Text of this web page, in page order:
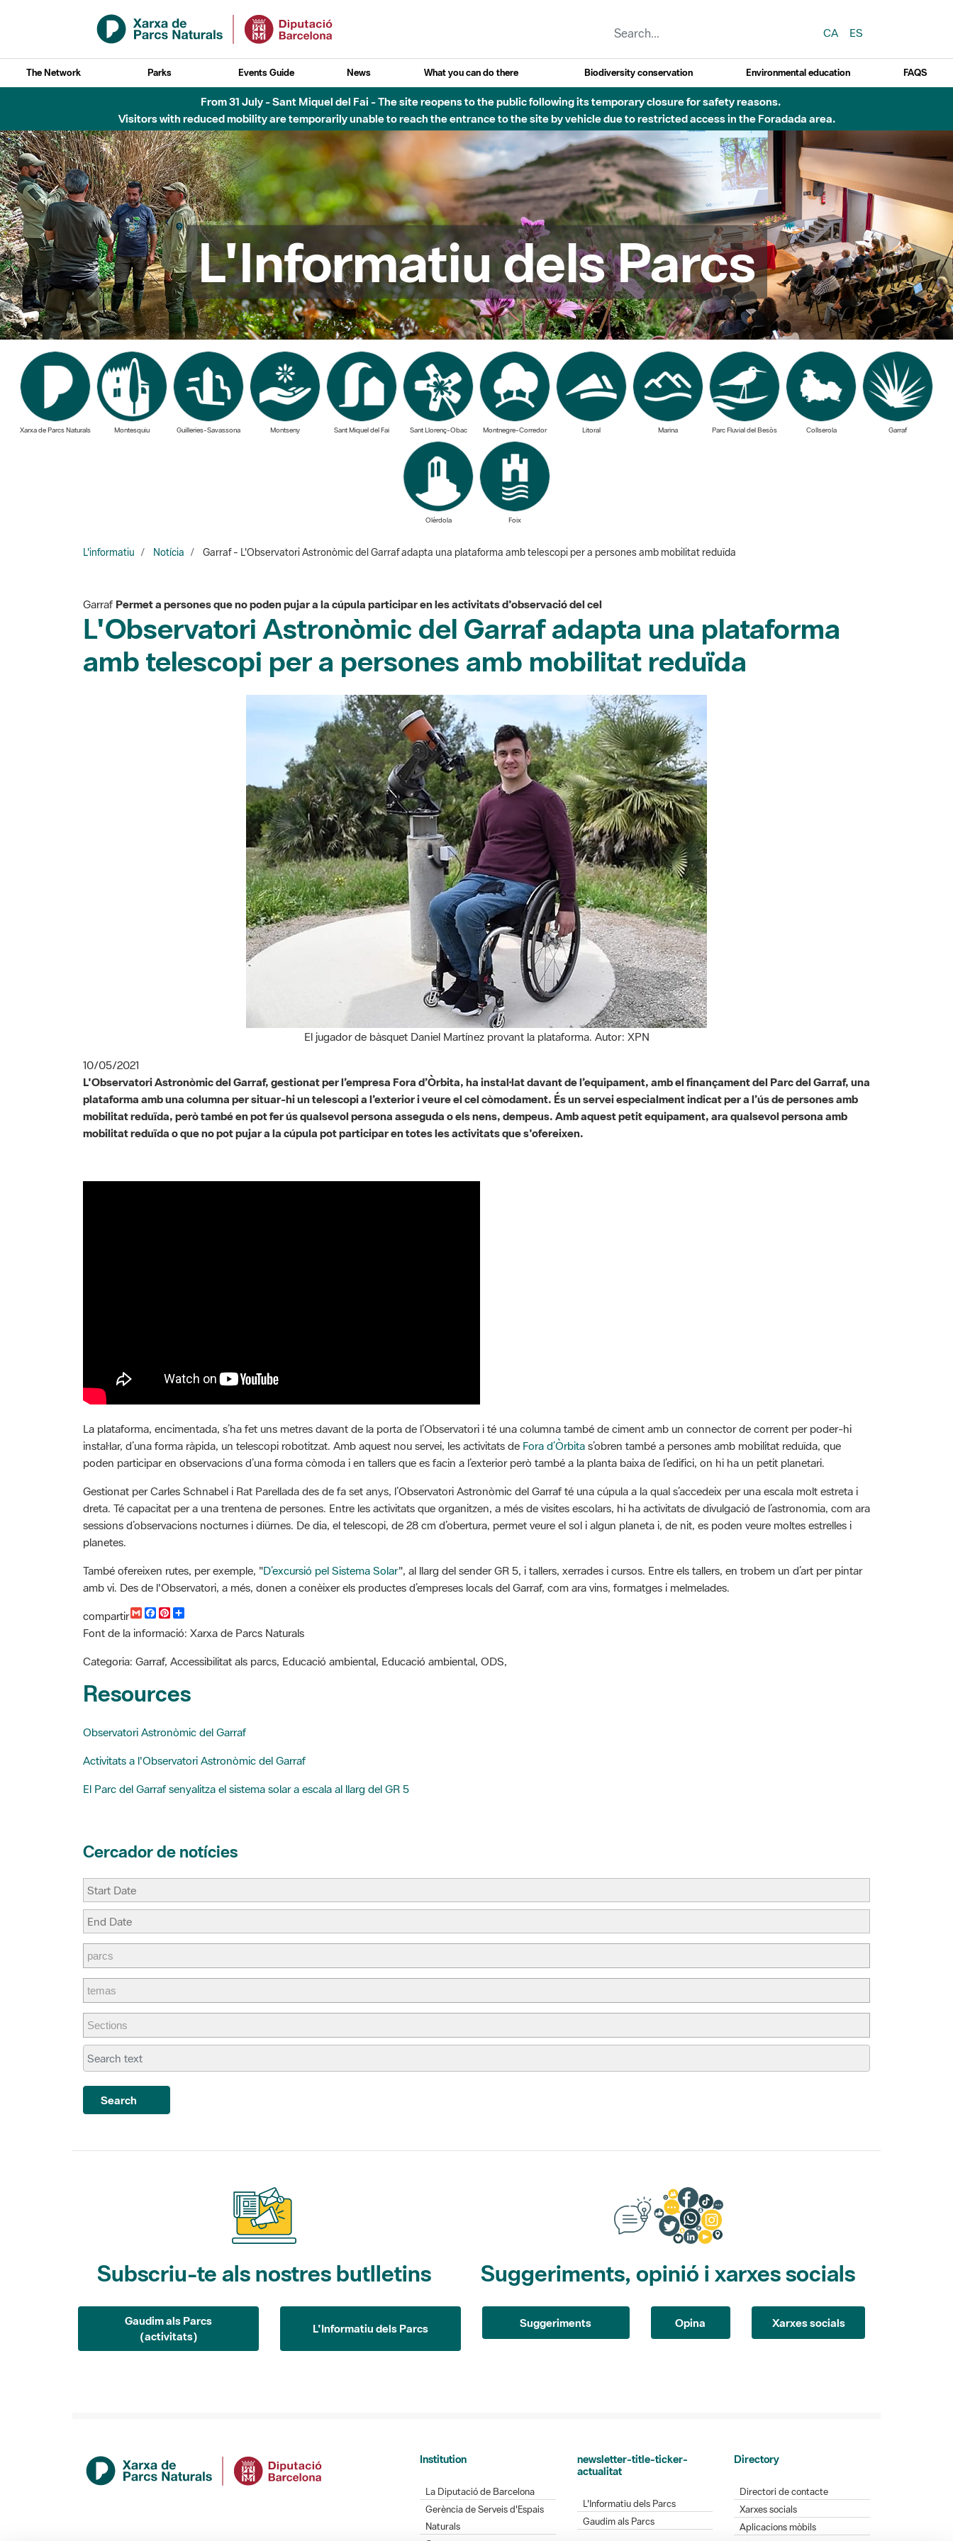
Skip to Main Content
CA
ES
The Network Parks Events Guide News What you can do there Biodiversity conservation Environmental education FAQS
6 d'agost - Parc Fluvial Besòs - Activació de la Fase d'Alerta del Parc Fluvial del Besòs per pluges intenses.
Tancats els accessos al Parc.
L'Informatiu dels Parcs
Xarxa de Parcs Naturals Montesquiu Guilleries-Savassona Montseny Sant Miquel del Fai Sant Llorenç-Obac Montnegre-Corredor Litoral Marina Parc Fluvial del Besòs Collserola Garraf
Olèrdola Foix
L'informatiu Notícia Garraf - L'Observatori Astronòmic del Garraf adapta una plataforma amb telescopi per a persones amb mobilitat reduïda
Garraf Permet a persones que no poden pujar a la cúpula participar en les activitats d'observació del cel
L'Observatori Astronòmic del Garraf adapta una plataforma
amb telescopi per a persones amb mobilitat reduïda
El jugador de bàsquet Daniel Martínez provant la plataforma. Autor: XPN
10/05/2021
L'Observatori Astronòmic del Garraf, gestionat per l’empresa Fora d’Òrbita, ha instal·lat davant de l’equipament, amb el finançament del Parc del Garraf, una
plataforma amb una columna per situar-hi un telescopi a l’exterior i veure el cel còmodament. És un servei especialment indicat per a l’ús de persones amb
mobilitat reduïda, però també en pot fer ús qualsevol persona asseguda o els nens, dempeus. Amb aquest petit equipament, ara qualsevol persona amb
mobilitat reduïda o que no pot pujar a la cúpula pot participar en totes les activitats que s'ofereixen.
La plataforma, encimentada, s’ha fet uns metres davant de la porta de l’Observatori i té una columna també de ciment amb un connector de corrent per poder-hi
instal·lar, d’una forma ràpida, un telescopi robotitzat. Amb aquest nou servei, les activitats de Fora d’Òrbita s’obren també a persones amb mobilitat reduïda, que
poden participar en observacions d’una forma còmoda i en tallers que es facin a l’exterior però també a la planta baixa de l’edifici, on hi ha un petit planetari.
Gestionat per Carles Schnabel i Rat Parellada des de fa set anys, l’Observatori Astronòmic del Garraf té una cúpula a la qual s’accedeix per una escala molt estreta i
dreta. Té capacitat per a una trentena de persones. Entre les activitats que organitzen, a més de visites escolars, hi ha activitats de divulgació de l’astronomia, com ara
sessions d’observacions nocturnes i diürnes. De dia, el telescopi, de 28 cm d’obertura, permet veure el sol i algun planeta i, de nit, es poden veure moltes estrelles i
planetes.
També ofereixen rutes, per exemple, "D’excursió pel Sistema Solar", al llarg del sender GR 5, i tallers, xerrades i cursos. Entre els tallers, en trobem un d’art per pintar
amb vi. Des de l'Observatori, a més, donen a conèixer els productes d’empreses locals del Garraf, com ara vins, formatges i melmelades.
compartir
G
a
l
F
c
b
o
k
P
n
e
r
s
t
m
a
r
i
r
Font de la informació: Xarxa de Parcs Naturals
Categoria: Garraf, Accessibilitat als parcs, Educació ambiental, Educació ambiental, ODS,
Resources
Observatori Astronòmic del Garraf
Activitats a l'Observatori Astronòmic del Garraf
El Parc del Garraf senyalitza el sistema solar a escala al llarg del GR 5
Cercador de notícies
Search
Subscriu-te als nostres butlletins
Gaudim als Parcs
(activitats)
L'Informatiu dels Parcs
Suggeriments, opinió i xarxes socials
Suggeriments Opina Xarxes socials
Institution
La Diputació de Barcelona
Gerència de Serveis d'Espais
Naturals
newsletter-title-ticker-
actualitat
L'Informatiu dels Parcs
Gaudim als Parcs
Directory
Directori de contacte
Xarxes socials
Aplicacions mòbils